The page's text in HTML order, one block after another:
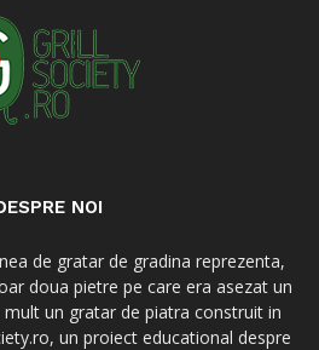
NOI
de gratar de gradina reprezenta,
doua pietre pe care era asezat un
un gratar de piatra construit in
un proiect educational despre